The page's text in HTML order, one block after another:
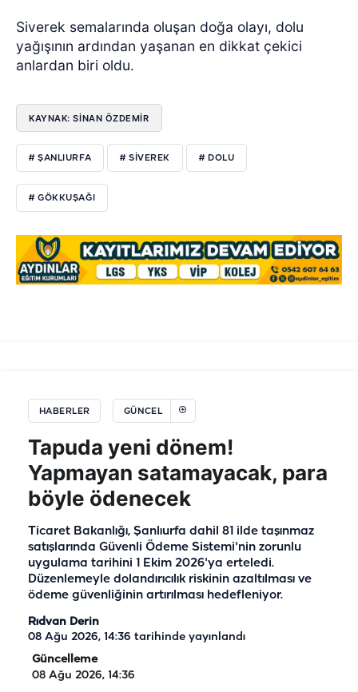
Siverek semalarında oluşan doğa olayı, dolu
yağışının ardından yaşanan en dikkat çekici
anlardan biri oldu.
KAYNAK: SİNAN ÖZDEMİR
# ŞANLIURFA # SİVEREK # DOLU
# GÖKKUŞAĞI
HABERLER GÜNCEL
Tapuda yeni dönem!
Yapmayan satamayacak, para
böyle ödenecek
Ticaret Bakanlığı, Şanlıurfa dahil 81 ilde taşınmaz
satışlarında Güvenli Ödeme Sistemi'nin zorunlu
uygulama tarihini 1 Ekim 2026'ya erteledi.
Düzenlemeyle dolandırıcılık riskinin azaltılması ve
ödeme güvenliğinin artırılması hedefleniyor.
Rıdvan Derin
08 Ağu 2026, 14:36 tarihinde yayınlandı
Güncelleme
08 Ağu 2026, 14:36